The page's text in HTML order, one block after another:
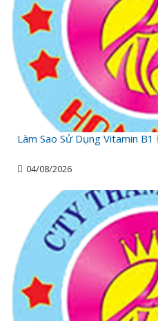
Làm Sao Sử Dụng Vitamin
04/08/2026